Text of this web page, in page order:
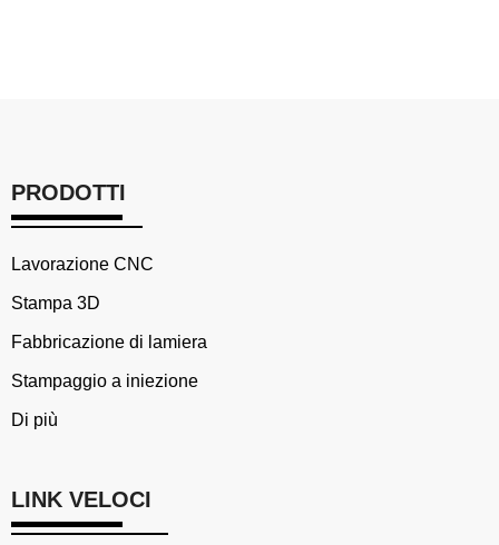
PRODOTTI
Lavorazione CNC
Stampa 3D
Fabbricazione di lamiera
Stampaggio a iniezione
Di più
LINK VELOCI